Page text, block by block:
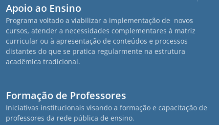
Apoio ao Ensino
Programa voltado a viabilizar a implementação de novos
cursos, atender a necessidades complementares à matriz
curricular ou à apresentação de conteúdos e processos
distantes do que se pratica regularmente na estrutura
acadêmica tradicional.
Formação de Professores
Iniciativas institucionais visando a formação e capacitação de
professores da rede pública de ensino.